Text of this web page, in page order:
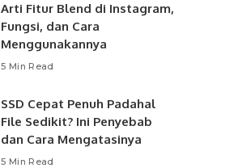
Arti Fitur Blend di Instagram,
Fungsi, dan Cara
Menggunakannya
5 Min Read
SSD Cepat Penuh Padahal
File Sedikit? Ini Penyebab
dan Cara Mengatasinya
5 Min Read